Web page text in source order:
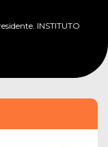
INSTITUTO